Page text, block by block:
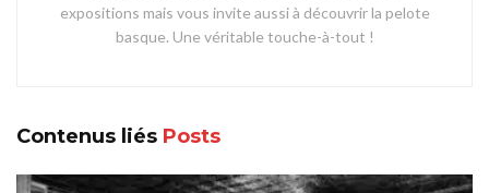
expositions mais vous invite aussi à découvrir la pelote
basque. Une véritable touche-à-tout !
Contenus liés Posts